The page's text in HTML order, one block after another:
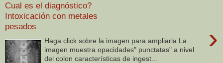
Cual es el diagnóstico?
Intoxicación con metales
pesados
›
Haga click sobre la imagen para ampliarla La
imagen muestra opacidades" punctatas" a nivel
del colon características de ingest...